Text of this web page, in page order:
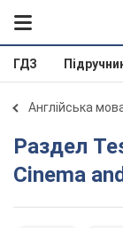
ГДЗ
Англійська
Раздел Test 4. The World of
Cinema